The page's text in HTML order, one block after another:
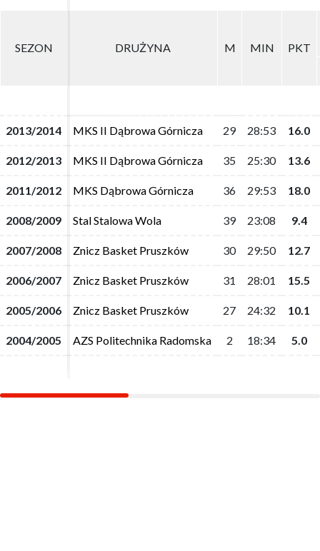
SEZON DRUŻYNA M MIN PKT
2013/2014 MKS II Dąbrowa Górnicza 29 28:53 16.0
2012/2013 MKS II Dąbrowa Górnicza 35 25:30 13.6
2011/2012 MKS Dąbrowa Górnicza 36 29:53 18.0
2008/2009 Stal Stalowa Wola 39 23:08 9.4
2007/2008 Znicz Basket Pruszków 30 29:50 12.7
2006/2007 Znicz Basket Pruszków 31 28:01 15.5
2005/2006 Znicz Basket Pruszków 27 24:32 10.1
2004/2005 AZS Politechnika Radomska 2 18:34 5.0
SEZON DRUŻYNA M MIN PKT
2013/2014 MKS II Dąbrowa Górnicza 29 28:53 16.0
2012/2013 MKS II Dąbrowa Górnicza 35 25:30 13.6
2011/2012 MKS Dąbrowa Górnicza 36 29:53 18.0
2008/2009 Stal Stalowa Wola 39 23:08 9.4
2007/2008 Znicz Basket Pruszków 30 29:50 12.7
2006/2007 Znicz Basket Pruszków 31 28:01 15.5
2005/2006 Znicz Basket Pruszków 27 24:32 10.1
2004/2005 AZS Politechnika Radomska 2 18:34 5.0